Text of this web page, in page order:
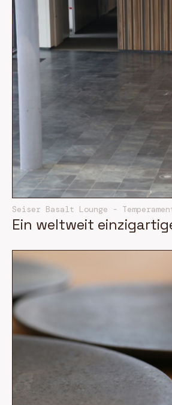
Seiser Basalt Lounge -
Ein weltweit